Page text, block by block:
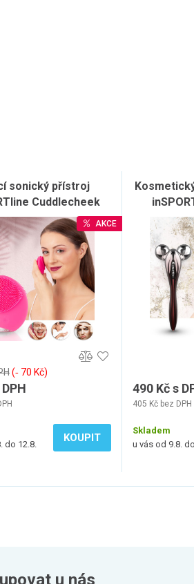
sonický přístroj
Cuddlecheek
AKCE
(‐ 70 Kč)
do 12.8.
KOUPIT
490 Kč s
405 Kč bez DPH
Skladem
u vás od 9.8.
u nás